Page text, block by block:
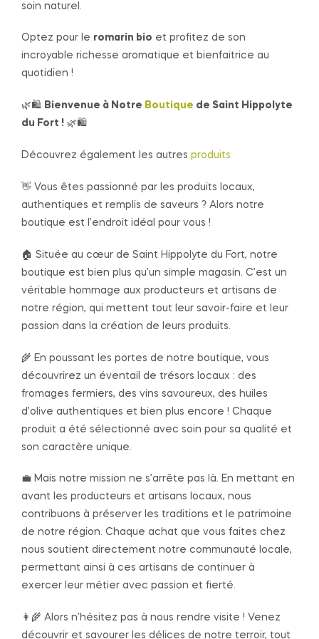
soin naturel.
Optez pour le romarin bio et profitez de son
incroyable richesse aromatique et bienfaitrice au
quotidien !
🌿🛍️ Bienvenue à Notre Boutique de Saint Hippolyte
du Fort ! 🌿🛍️
Découvrez également les autres produits
👋 Vous êtes passionné par les produits locaux,
authentiques et remplis de saveurs ? Alors notre
boutique est l’endroit idéal pour vous !
🏠 Située au cœur de Saint Hippolyte du Fort, notre
boutique est bien plus qu’un simple magasin. C’est un
véritable hommage aux producteurs et artisans de
notre région, qui mettent tout leur savoir-faire et leur
passion dans la création de leurs produits.
🌾 En poussant les portes de notre boutique, vous
découvrirez un éventail de trésors locaux : des
fromages fermiers, des vins savoureux, des huiles
d’olive authentiques et bien plus encore ! Chaque
produit a été sélectionné avec soin pour sa qualité et
son caractère unique.
💼 Mais notre mission ne s’arrête pas là. En mettant en
avant les producteurs et artisans locaux, nous
contribuons à préserver les traditions et le patrimoine
de notre région. Chaque achat que vous faites chez
nous soutient directement notre communauté locale,
permettant ainsi à ces artisans de continuer à
exercer leur métier avec passion et fierté.
👩‍🌾 Alors n’hésitez pas à nous rendre visite ! Venez
découvrir et savourer les délices de notre terroir, tout